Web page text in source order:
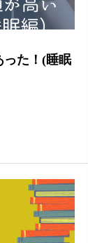
った！(睡眠